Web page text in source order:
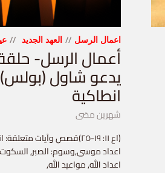
اعمال الرسل العهد الجديد
يدعو شاول
انطاكية
شهرين مضى
(اع ١١: ١٩-٢٥)قصص وآيات
اعداد موسى,وسوم: الصبر, السكوت,
اعداد الله, مواعيد الله,